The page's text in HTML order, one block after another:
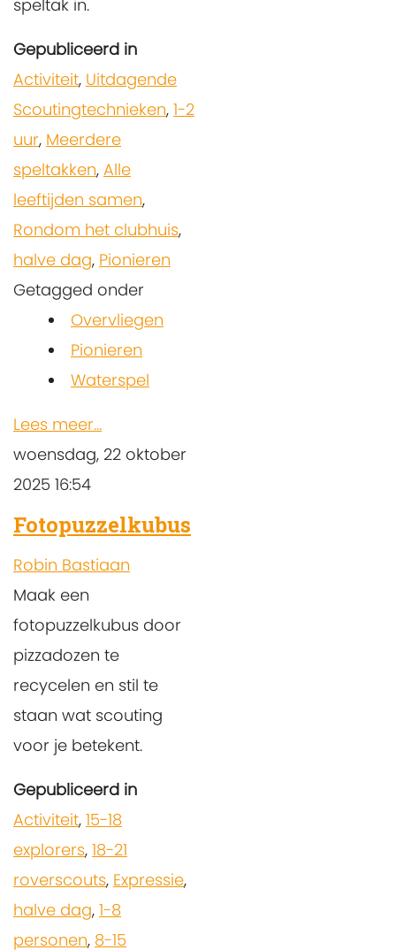
speltak in.
Gepubliceerd in
Activiteit, Uitdagende
Scoutingtechnieken, 1-2
uur, Meerdere
speltakken, Alle
leeftijden samen,
Rondom het clubhuis,
halve dag, Pionieren
Getagged onder
Overvliegen
Pionieren
Waterspel
Lees meer...
woensdag, 22 oktober
2025 16:54
Fotopuzzelkubus
Robin Bastiaan
Maak een
fotopuzzelkubus door
pizzadozen te
recycelen en stil te
staan wat scouting
voor je betekent.
Gepubliceerd in
Activiteit, 15-18
explorers, 18-21
roverscouts, Expressie,
halve dag, 1-8
personen, 8-15